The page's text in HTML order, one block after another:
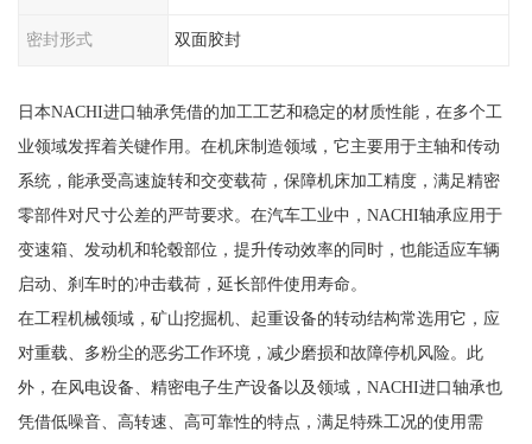
密封形式 双面胶封
日本NACHI进口轴承凭借的加工工艺和稳定的材质性能，在多个工
业领域发挥着关键作用。在机床制造领域，它主要用于主轴和传动
系统，能承受高速旋转和交变载荷，保障机床加工精度，满足精密
零部件对尺寸公差的严苛要求。在汽车工业中，NACHI轴承应用于
变速箱、发动机和轮毂部位，提升传动效率的同时，也能适应车辆
启动、刹车时的冲击载荷，延长部件使用寿命。
在工程机械领域，矿山挖掘机、起重设备的转动结构常选用它，应
对重载、多粉尘的恶劣工作环境，减少磨损和故障停机风险。此
外，在风电设备、精密电子生产设备以及领域，NACHI进口轴承也
凭借低噪音、高转速、高可靠性的特点，满足特殊工况的使用需